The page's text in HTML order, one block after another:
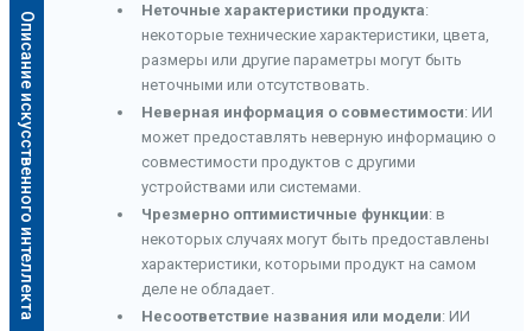
Описание искусственного интеллекта
Неточные характеристики продукта:
некоторые технические характеристики, цвета,
размеры или другие параметры могут быть
неточными или отсутствовать.
Неверная информация о совместимости: ИИ
может предоставлять неверную информацию о
совместимости продуктов с другими
устройствами или системами.
Чрезмерно оптимистичные функции: в
некоторых случаях могут быть предоставлены
характеристики, которыми продукт на самом
деле не обладает.
Несоответствие названия или модели: ИИ